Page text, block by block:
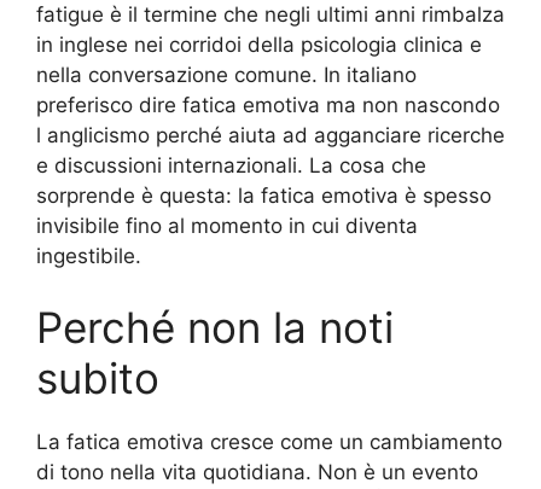
fatigue è il termine che negli ultimi anni rimbalza
in inglese nei corridoi della psicologia clinica e
nella conversazione comune. In italiano
preferisco dire fatica emotiva ma non nascondo
l anglicismo perché aiuta ad agganciare ricerche
e discussioni internazionali. La cosa che
sorprende è questa: la fatica emotiva è spesso
invisibile fino al momento in cui diventa
ingestibile.
Perché non la noti
subito
La fatica emotiva cresce come un cambiamento
di tono nella vita quotidiana. Non è un evento